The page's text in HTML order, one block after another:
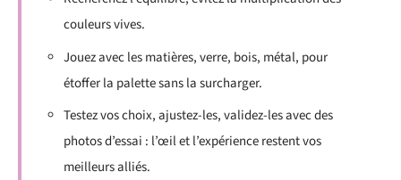
couleurs vives.
Jouez avec les matières, verre, bois, métal, pour
étoffer la palette sans la surcharger.
Testez vos choix, ajustez-les, validez-les avec des
photos d’essai : l’œil et l’expérience restent vos
meilleurs alliés.